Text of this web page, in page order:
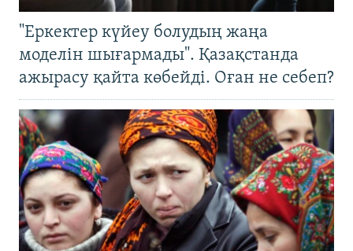
"Еркектер күйеу болудың жаңа
моделін шығармады". Қазақстанда
ажырасу қайта көбейді. Оған не себеп?